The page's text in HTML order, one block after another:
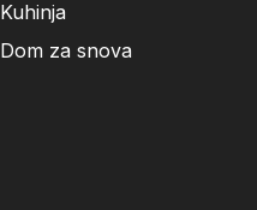
Kuhinja
Dom za snova